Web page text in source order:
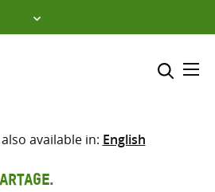
Sélectionner l’emplacement
Saisir
available in: English